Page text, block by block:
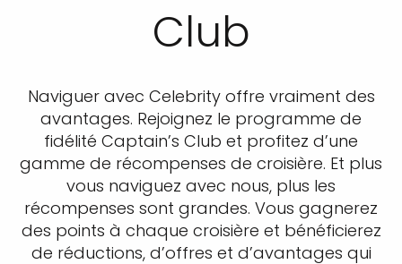
Club
Naviguer avec Celebrity offre vraiment des
avantages. Rejoignez le programme de
fidélité Captain’s Club et profitez d’une
gamme de récompenses de croisière. Et plus
vous naviguez avec nous, plus les
récompenses sont grandes. Vous gagnerez
des points à chaque croisière et bénéficierez
de réductions, d’offres et d’avantages qui